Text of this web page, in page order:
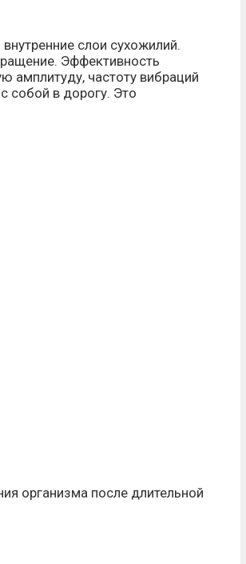
слои сухожилий.
Эффективность
амплитуду, частоту вибраций
собой в дорогу. Это
организма после длительной